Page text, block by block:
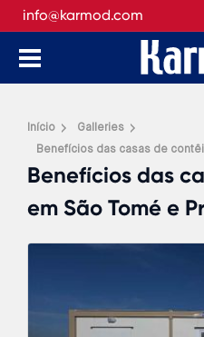
info@karmod.com
Início
Galleries
Benefícios das casas de
Benefícios das
em São Tomé e